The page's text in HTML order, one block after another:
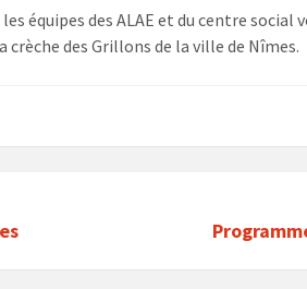
équipes des ALAE et du centre social
crèche des Grillons de la ville de Nîmes.